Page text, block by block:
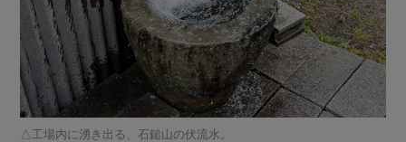
工場内に湧き出る、石鎚山の伏流水。